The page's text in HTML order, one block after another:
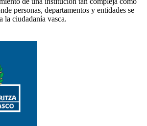
personas, departamentos y entidades se
la ciudadanía vasca.